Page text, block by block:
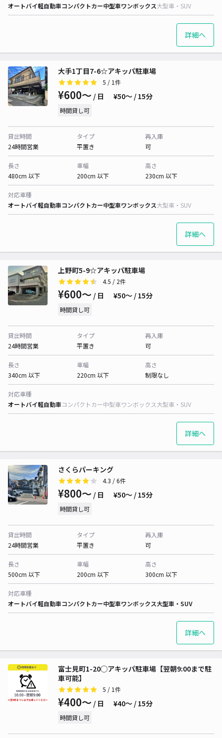
オートバイ軽自動車コンパクトカー中型車ワンボックス大型車・SUV
詳細へ
大手1丁目7-6☆アキッパ駐車場
5 / 1件
¥600〜 / 日 ¥50〜 / 15分
時間貸し可
貸出時間
24時間営業
タイプ
平置き
再入庫
可
長さ
480cm 以下
車幅
200cm 以下
高さ
230cm 以下
対応車種
オートバイ軽自動車コンパクトカー中型車ワンボックス大型車・SUV
詳細へ
上野町5-9☆アキッパ駐車場
4.5 / 2件
¥600〜 / 日 ¥50〜 / 15分
時間貸し可
貸出時間
24時間営業
タイプ
平置き
再入庫
可
長さ
340cm 以下
車幅
220cm 以下
高さ
制限なし
対応車種
オートバイ軽自動車コンパクトカー中型車ワンボックス大型車・SUV
詳細へ
さくらパーキング
4.3 / 6件
¥800〜 / 日 ¥50〜 / 15分
時間貸し可
貸出時間
24時間営業
タイプ
平置き
再入庫
可
長さ
500cm 以下
車幅
200cm 以下
高さ
300cm 以下
対応車種
オートバイ軽自動車コンパクトカー中型車ワンボックス大型車・SUV
詳細へ
富士見町1-20◯アキッパ駐車場【翌朝9:00まで駐
車可能】
5 / 1件
¥400〜 / 日 ¥40〜 / 15分
時間貸し可